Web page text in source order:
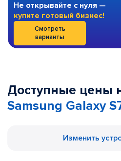
Не открывайте с нуля —
купите готовый бизнес!
Смотреть
варианты
Доступные цены
Samsung Galaxy
Изменить